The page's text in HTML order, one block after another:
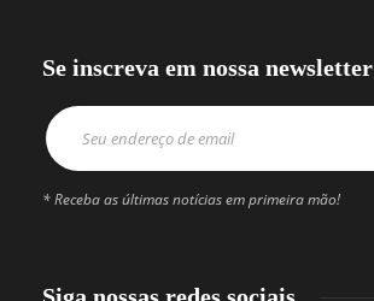
Se inscreva em nossa newsletter
* Receba as últimas notícias em primeira mão!